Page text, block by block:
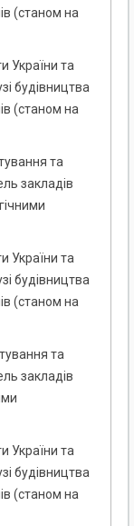
(станом на
України та
будівництва
(станом на
та
закладів
України та
будівництва
(станом на
та
закладів
України та
будівництва
(станом на